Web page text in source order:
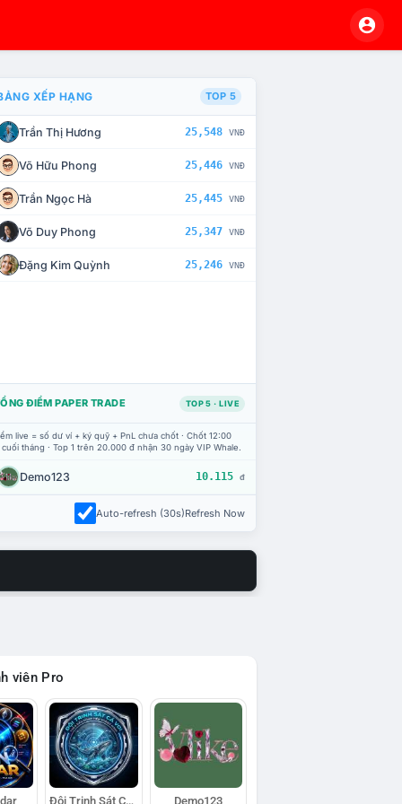
CHẾ TÀI XỬ LÝ VI PHẠM
XẾP HẠNG TOP 5
Trần Thị Hương 25,548 VNĐ
Võ Hữu Phong 25,446 VNĐ
Trần Ngọc Hà 25,445 VNĐ
Võ Duy Phong 25,347 VNĐ
Đặng Kim Quỳnh 25,246 VNĐ
ĐIỂM PAPER TRADE TOP 5 · LIVE
live = số dư ví + ký quỹ + PnL chưa chốt · Chốt 12:00
tháng · Top 1 trên 20.000 đ nhận 30 ngày VIP Whale.
Demo123 10.115 đ
Auto-refresh (30s)Refresh Now
viên Pro
Đội Trinh Sát Cá Voi Demo123